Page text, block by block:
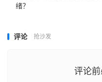
绪？
评论 抢沙发
评论前